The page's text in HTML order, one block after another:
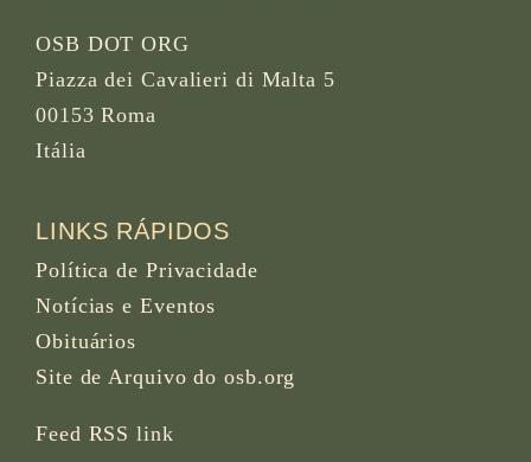
OSB DOT ORG
Piazza dei Cavalieri di Malta 5
00153 Roma
Itália
LINKS RÁPIDOS
Política de Privacidade
Notícias e Eventos
Obituários
Site de Arquivo do osb.org
Feed RSS link